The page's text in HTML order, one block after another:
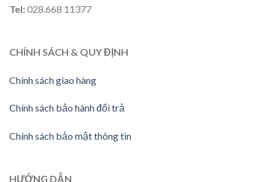
Tel:028.668 11377
CHÍNH SÁCH & QUY ĐỊNH
Chính sách giao hàng
Chính sách bảo hành đổi trả
Chính sách bảo mật thông tin
HƯỚNG DẪN